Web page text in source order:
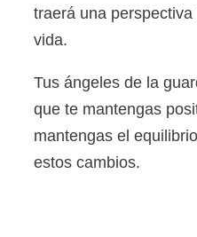
traerá una
vida.
Tus ángeles de la
que te mantengas
mantengas el
estos cambios.